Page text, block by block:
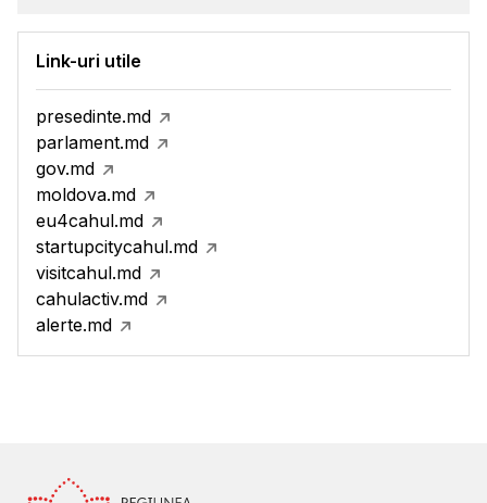
Link-uri utile
presedinte.md
parlament.md
gov.md
moldova.md
eu4cahul.md
startupcitycahul.md
visitcahul.md
cahulactiv.md
alerte.md